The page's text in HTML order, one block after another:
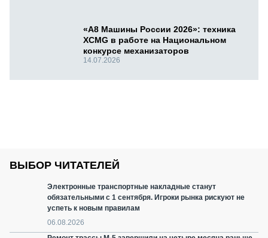
«А8 Машины России 2026»: техника
XCMG в работе на Национальном
конкурсе механизаторов
14.07.2026
ВЫБОР ЧИТАТЕЛЕЙ
Электронные транспортные накладные станут
обязательными с 1 сентября. Игроки рынка рискуют не
успеть к новым правилам
06.08.2026